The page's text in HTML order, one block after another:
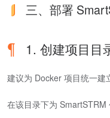
三、部署
1. 创建项目目
建议为 Docker 项目统一建
在该目录下为 SmartSTRM